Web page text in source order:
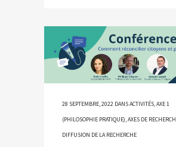
28 SEPTEMBRE, 2022 DANSACTIVITÉS,AXE 1
(PHILOSOPHIE PRATIQUE),AXES DE
DIFFUSION DE LA RECHERCHE